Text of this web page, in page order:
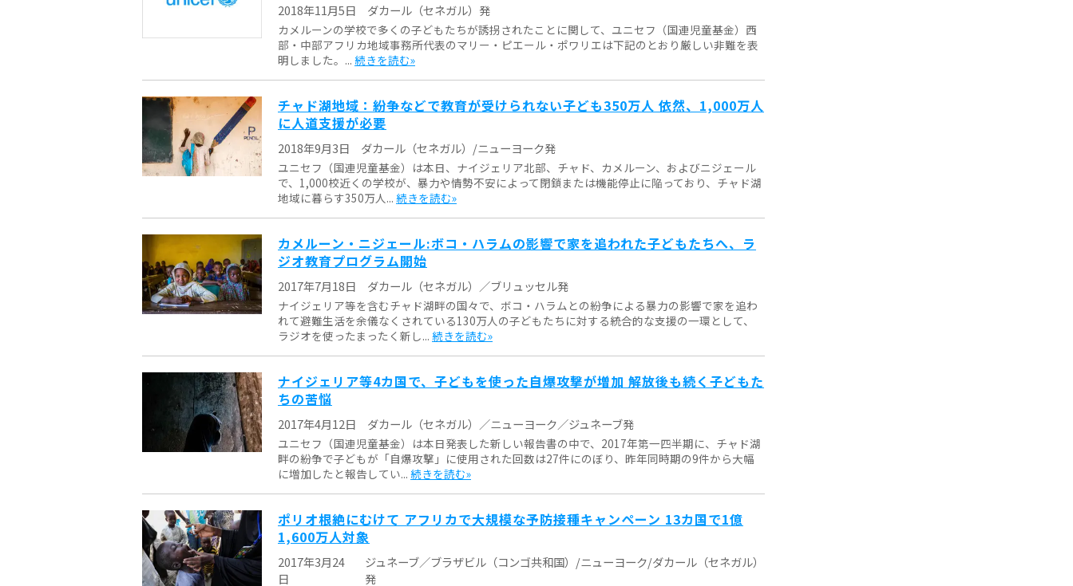
2018年11月5日 ダカール（セネガル）発
カメルーンの学校で多くの子どもたちが誘拐されたことに関して、ユニセフ（国連児童基金）西
部・中部アフリカ地域事務所代表のマリー・ピエール・ポワリエは下記のとおり厳しい非難を表
明しました。... 続きを読む»
チャド湖地域：紛争などで教育が受けられない子ども350万人 依然、1,000万人
に人道支援が必要
2018年9月3日 ダカール（セネガル）/ニューヨーク発
ユニセフ（国連児童基金）は本日、ナイジェリア北部、チャド、カメルーン、およびニジェール
で、1,000校近くの学校が、暴力や情勢不安によって閉鎖または機能停止に陥っており、チャド湖
地域に暮らす350万人... 続きを読む»
カメルーン・ニジェール:ボコ・ハラムの影響で家を追われた子どもたちへ、ラ
ジオ教育プログラム開始
2017年7月18日 ダカール（セネガル）／ブリュッセル発
ナイジェリア等を含むチャド湖畔の国々で、ボコ・ハラムとの紛争による暴力の影響で家を追わ
れて避難生活を余儀なくされている130万人の子どもたちに対する統合的な支援の一環として、
ラジオを使ったまったく新し... 続きを読む»
ナイジェリア等4カ国で、子どもを使った自爆攻撃が増加 解放後も続く子どもた
ちの苦悩
2017年4月12日 ダカール（セネガル）／ニューヨーク／ジュネーブ発
ユニセフ（国連児童基金）は本日発表した新しい報告書の中で、2017年第一四半期に、チャド湖
畔の紛争で子どもが「自爆攻撃」に使用された回数は27件にのぼり、昨年同時期の9件から大幅
に増加したと報告してい... 続きを読む»
ポリオ根絶にむけて アフリカで大規模な予防接種キャンペーン 13カ国で1億
1,600万人対象
2017年3月24
日
ジュネーブ／ブラザビル（コンゴ共和国）/ニューヨーク/ダカール（セネガル）
発